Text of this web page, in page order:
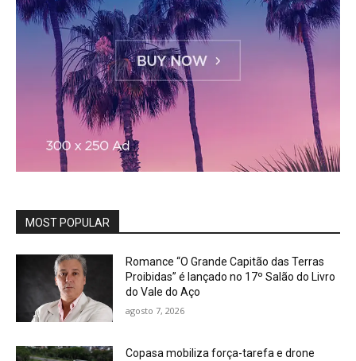
MOST POPULAR
Romance “O Grande Capitão das Terras
Proibidas” é lançado no 17º Salão do Livro
do Vale do Aço
agosto 7, 2026
Copasa mobiliza força-tarefa e drone